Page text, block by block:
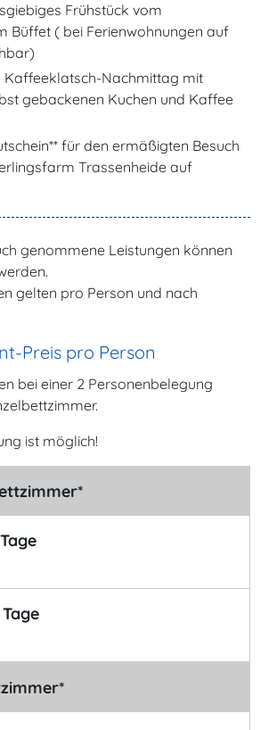
Frühstück vom
Büffet ( bei Ferienwohnungen auf
Kaffeeklatsch-Nachmittag mit
gebackenen Kuchen und Kaffee
für den ermäßigten Besuch
Trassenheide auf
genommene Leistungen können
gelten pro Person und nach
Preis pro Person
bei einer 2 Personenbelegung
ist möglich!